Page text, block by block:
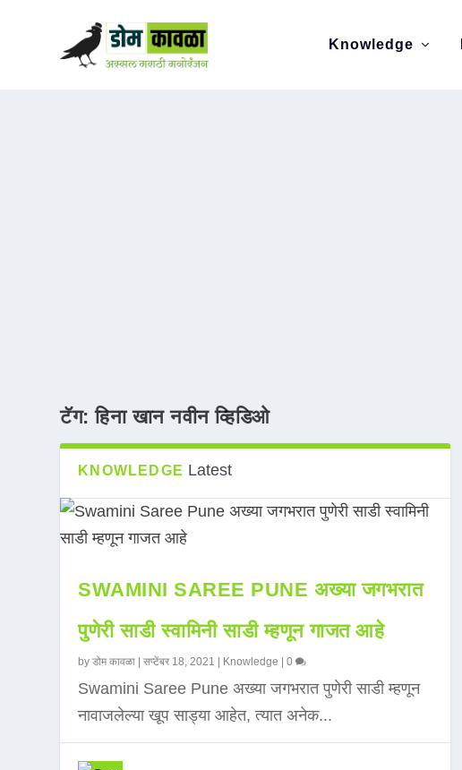
Knowledge
टॅग:हिना खान नवीन व्हिडिओ
KNOWLEDGE Latest
SWAMINI SAREE PUNE अख्या जगभरात
पुणेरी साडी स्वामिनी साडी म्हणून गाजत आहे
byडोम कावळा |सप्टेंबर 18, 2021 Knowledge |0
Swamini Saree Pune अख्या जगभरात पुणेरी साडी म्हणून
नावाजलेल्या खूप साड्या आहेत, त्यात अनेक...